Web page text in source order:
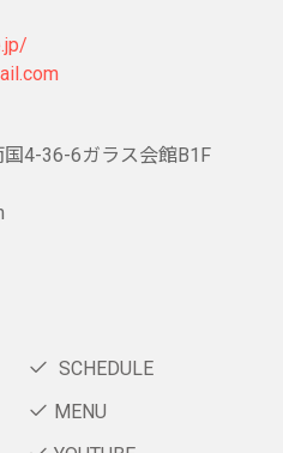
4-36-6ガラス会館B1F
SCHEDULE
MENU